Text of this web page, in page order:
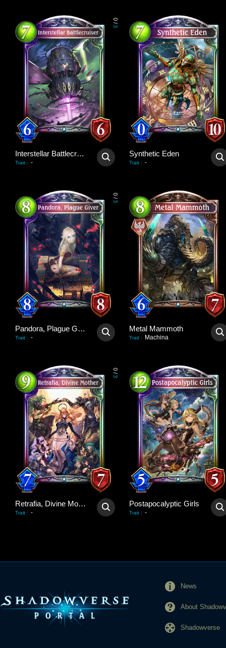
0
/
3
Interstellar Battlecruiser
Trait : -
Synthetic Eden
Trait : -
0
/
3
Pandora, Plague Giver
Trait : -
Metal Mammoth
Trait : Machina
0
/
3
Retrafia, Divine Mother
Trait : -
Postapocalyptic Girls
Trait : -
News
About
Shadowverse